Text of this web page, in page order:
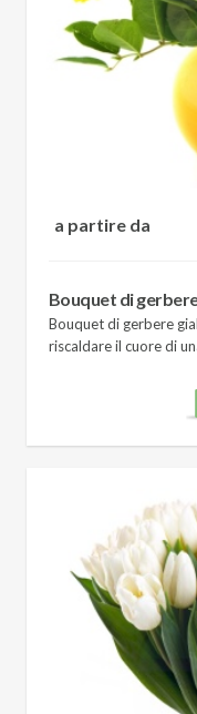
a partire da
Bouquet di
Bouquet di gerbere
riscaldare il cuore di